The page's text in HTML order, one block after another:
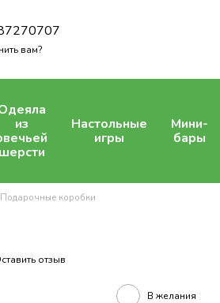
вам?
из
шерсти
Настольные
игры
Мини-
бары
Подарочные коробки
отзыв
В желания